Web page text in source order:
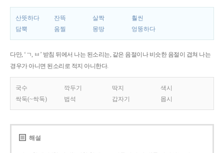
산뜻하다 잔뜩 살짝
훨씬
담뿍
움찔 몽땅 엉뚱하다
다만, ‘ㄱ, ㅂ’ 받침 뒤에서 나는 된소리는, 같은 음절이나 비슷한 음절이 겹쳐 나는
경우가 아니면 된소리로 적지 아니한다.
국수 깍두기 딱지
색시
싹둑(~싹둑)
법석 갑자기 몹시
해설